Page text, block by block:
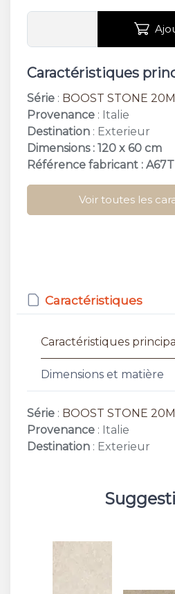
Caractéristiques
Série : BOOST STONE
Provenance : Italie
Destination : Exterieur
Dimensions : 120 x 60 cm
Référence fabricant : A67T
Voir toutes les
Caractéristiques
Caractéristiques
Dimensions et matière
Série : BOOST STONE
Provenance : Italie
Destination : Exterieur